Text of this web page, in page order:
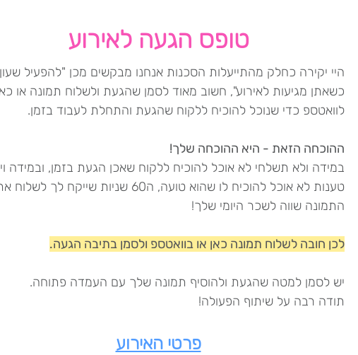
טופס הגעה לאירוע
היי יקירה כחלק מהתייעלות הסכנות אנחנו מבקשים מכן "להפעיל
כשאתן מגיעות לאירוע", חשוב מאוד לסמן שהגעת ולשלוח תמונה או
לוואטספ כדי שנוכל להוכיח ללקוח שהגעת והתחלת לעבוד בזמן.
ההוכחה הזאת - היא ההוכחה שלך!
במידה ולא תשלחי לא אוכל להוכיח ללקוח שאכן הגעת בזמן, ובמידה
טענות לא אוכל להוכיח לו שהוא טועה, ה60 שניות שייקח לך
התמונה שווה לשכר היומי שלך!
לכן חובה לשלוח תמונה כאן או בוואטספ ולסמן בתיבה הגעה.
יש לסמן למטה שהגעת ולהוסיף תמונה שלך עם העמדה פתוחה.
תודה רבה על שיתוף הפעולה!
פרטי האירוע